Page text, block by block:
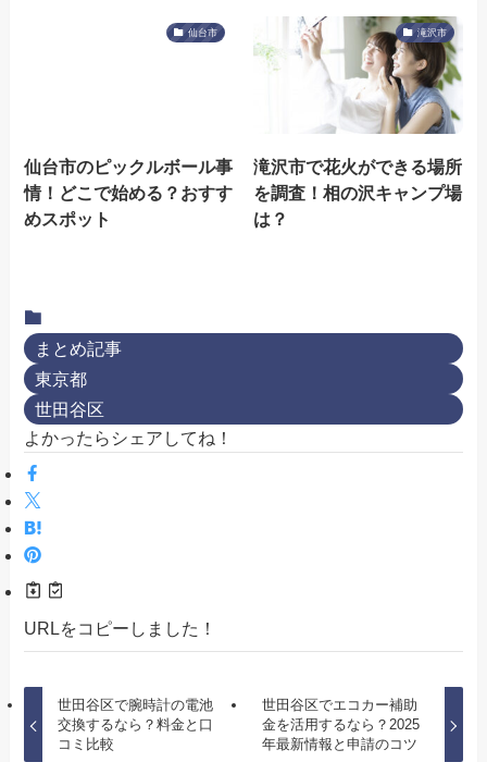
仙台市
仙台市のピックルボール事
情！どこで始める？おすす
めスポット
滝沢市
滝沢市で花火ができる場所
を調査！相の沢キャンプ場
は？
まとめ記事
東京都
世田谷区
よかったらシェアしてね！
URLをコピーしました！
世田谷区で腕時計の電池
交換するなら？料金と口
コミ比較
世田谷区でエコカー補助
金を活用するなら？2025
年最新情報と申請のコツ